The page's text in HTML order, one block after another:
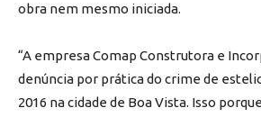
obra nem mesmo iniciada.
“A empresa Comap Construtora e
denúncia por prática do crime de
2016 na cidade de Boa Vista. Isso